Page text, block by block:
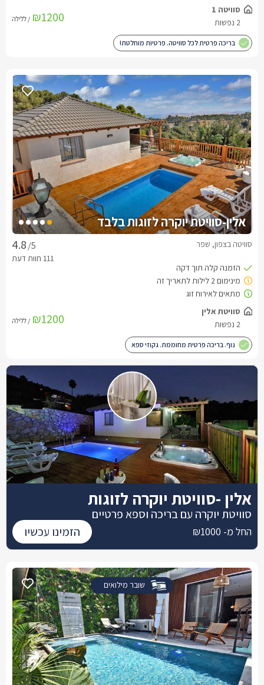
סוויטה 1
2 נפשות
₪1200 / ללילה
בריכה פרטית לכל סוויטה. פרטיות מוחלטת!
אלין-סוויטת יוקרה לזוגות בלבד
/5 סוויטה בצפון, שפר
סוויטת אלין
2 נפשות
₪1200 / ללילה
נוף. בריכה פרטית מחוממת. גקוזי ספא
שובר מילואים
אלין -סוויטת יוקרה לזוגות
סוויטת יוקרה עם בריכה וספא פרטיים
החל מ- ₪1000 הזמינו עכשיו